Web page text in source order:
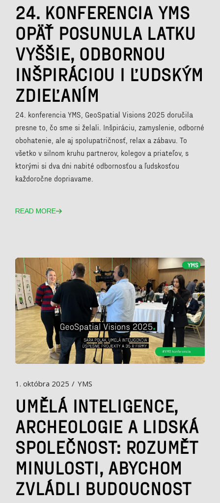
24. KONFERENCIA YMS
OPÄŤ POSUNULA LATKU
VYŠŠIE, ODBORNOU
INŠPIRÁCIOU I ĽUDSKÝM
ZDIEĽANÍM
24. konferencia YMS, GeoSpatial Visions 2025 doručila
presne to, čo sme si želali. Inšpiráciu, zamyslenie, odborné
obohatenie, ale aj spolupatričnosť, relax a zábavu. To
všetko v silnom kruhu partnerov, kolegov a priateľov, s
ktorými si dva dni nabité odbornosťou a ľudskosťou
každoročne dopriavame.
READ MORE
1. októbra 2025 YMS
UMĚLÁ INTELIGENCE,
ARCHEOLOGIE A LIDSKÁ
SPOLEČNOST: ROZUMĚT
MINULOSTI, ABYCHOM
ZVLÁDLI BUDOUCNOST